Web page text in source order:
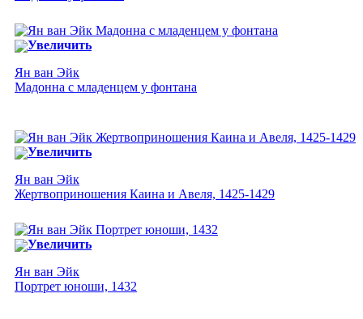
Увеличить
Ян ван Эйк
Мадонна с младенцем у фонтана
Увеличить
Ян ван Эйк
Жертвоприношения Каина и Авеля, 1425-1429
Увеличить
Ян ван Эйк
Портрет юноши, 1432